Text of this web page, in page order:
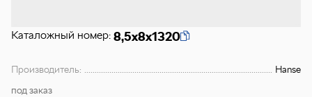
Каталожный номер: 8,5х8х1320
Производитель:
Hanse
под заказ